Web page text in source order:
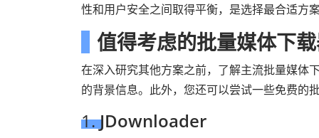
性和用户安全之间取得平衡，是选择最合适方案
值得考虑的批量媒体下
在深入研究其他方案之前，了解主流批量媒体
的背景信息。此外，您还可以尝试一些免费的
1.JDownloader